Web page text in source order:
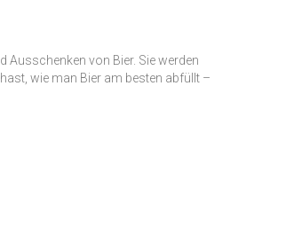
Ausschenken von Bier. Sie werden
wie man Bier am besten abfüllt –